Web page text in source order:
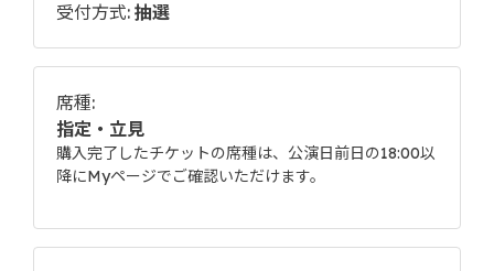
受付方式: 抽選
席種:
指定・立見
購入完了したチケットの席種は、公演日前日の18:00以
降にMyページでご確認いただけます。